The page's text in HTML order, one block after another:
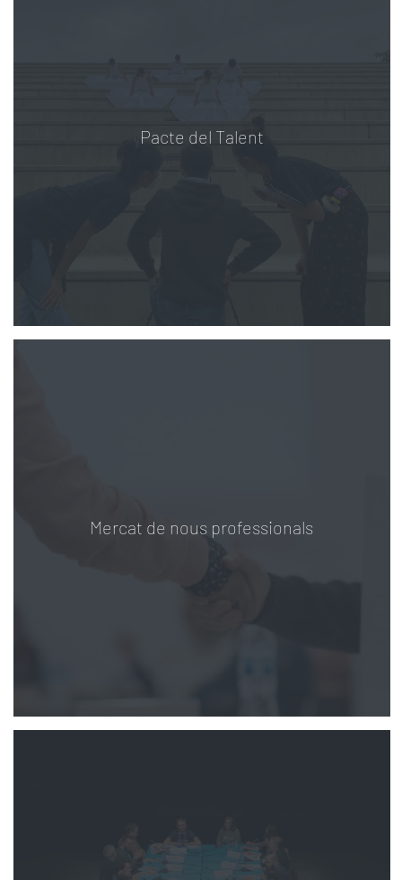
Pacte del Talent
Mercat de nous professionals